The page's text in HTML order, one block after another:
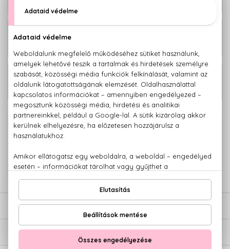
Terre D'Hermes Eau De Toilette
Terre D'Hermes Pure Parfum
31.430 Ft -
100% eredeti termékek, 14 napos visszaküldési garanciával
779 1926
LEÍRÁS
ÉRTÉKELÉSEK (0)